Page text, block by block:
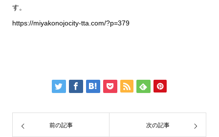
す。
https://miyakonojocity-tta.com/?p=379
前の記事 次の記事